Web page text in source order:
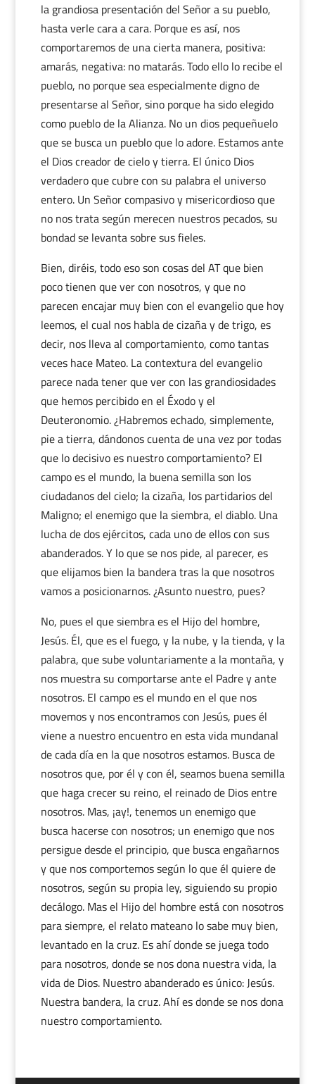
la grandiosa presentación del Señor a su pueblo,
hasta verle cara a cara. Porque es así, nos
comportaremos de una cierta manera, positiva:
amarás, negativa: no matarás. Todo ello lo recibe el
pueblo, no porque sea especialmente digno de
presentarse al Señor, sino porque ha sido elegido
como pueblo de la Alianza. No un dios pequeñuelo
que se busca un pueblo que lo adore. Estamos ante
el Dios creador de cielo y tierra. El único Dios
verdadero que cubre con su palabra el universo
entero. Un Señor compasivo y misericordioso que
no nos trata según merecen nuestros pecados, su
bondad se levanta sobre sus fieles.
Bien, diréis, todo eso son cosas del AT que bien
poco tienen que ver con nosotros, y que no
parecen encajar muy bien con el evangelio que hoy
leemos, el cual nos habla de cizaña y de trigo, es
decir, nos lleva al comportamiento, como tantas
veces hace Mateo. La contextura del evangelio
parece nada tener que ver con las grandiosidades
que hemos percibido en el Éxodo y el
Deuteronomio. ¿Habremos echado, simplemente,
pie a tierra, dándonos cuenta de una vez por todas
que lo decisivo es nuestro comportamiento? El
campo es el mundo, la buena semilla son los
ciudadanos del cielo; la cizaña, los partidarios del
Maligno; el enemigo que la siembra, el diablo. Una
lucha de dos ejércitos, cada uno de ellos con sus
abanderados. Y lo que se nos pide, al parecer, es
que elijamos bien la bandera tras la que nosotros
vamos a posicionarnos. ¿Asunto nuestro, pues?
No, pues el que siembra es el Hijo del hombre,
Jesús. Él, que es el fuego, y la nube, y la tienda, y la
palabra, que sube voluntariamente a la montaña, y
nos muestra su comportarse ante el Padre y ante
nosotros. El campo es el mundo en el que nos
movemos y nos encontramos con Jesús, pues él
viene a nuestro encuentro en esta vida mundanal
de cada día en la que nosotros estamos. Busca de
nosotros que, por él y con él, seamos buena semilla
que haga crecer su reino, el reinado de Dios entre
nosotros. Mas, ¡ay!, tenemos un enemigo que
busca hacerse con nosotros; un enemigo que nos
persigue desde el principio, que busca engañarnos
y que nos comportemos según lo que él quiere de
nosotros, según su propia ley, siguiendo su propio
decálogo. Mas el Hijo del hombre está con nosotros
para siempre, el relato mateano lo sabe muy bien,
levantado en la cruz. Es ahí donde se juega todo
para nosotros, donde se nos dona nuestra vida, la
vida de Dios. Nuestro abanderado es único: Jesús.
Nuestra bandera, la cruz. Ahí es donde se nos dona
nuestro comportamiento.